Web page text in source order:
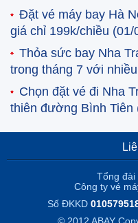
Đặt vé máy bay Hà
giá chỉ 199k/chiều (01/
Thỏa sức bay Nha
trong tháng 7 với
Chọn đặt vé đi Nha
thiên đường Bình Tiên
Tổng đài
Công ty vé
Số ĐKKD